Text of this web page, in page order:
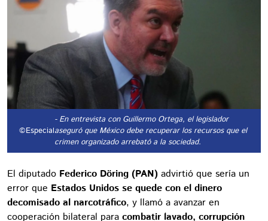
©Especial
- En entrevista con Guillermo Ortega, el legislador
aseguró que México debe recuperar los recursos que el
crimen organizado arrebató a la sociedad.
El diputado Federico Döring (PAN) advirtió que sería un
error que Estados Unidos se quede con el dinero
decomisado al narcotráfico, y llamó a avanzar en
cooperación bilateral para combatir lavado, corrupción